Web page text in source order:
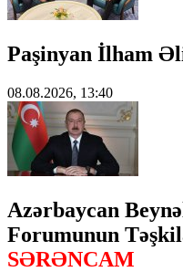
Paşinyan İlham
08.08.2026, 13:40
Azərbaycan
Forumunun
SƏRƏNCAM